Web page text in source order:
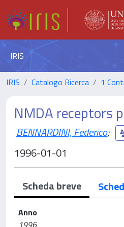
IRIS
IRIS Catalogo Ricerca 1
NMDA receptors
BENNARDINI, Federico;
1996-01-01
Scheda breve
Anno
1996